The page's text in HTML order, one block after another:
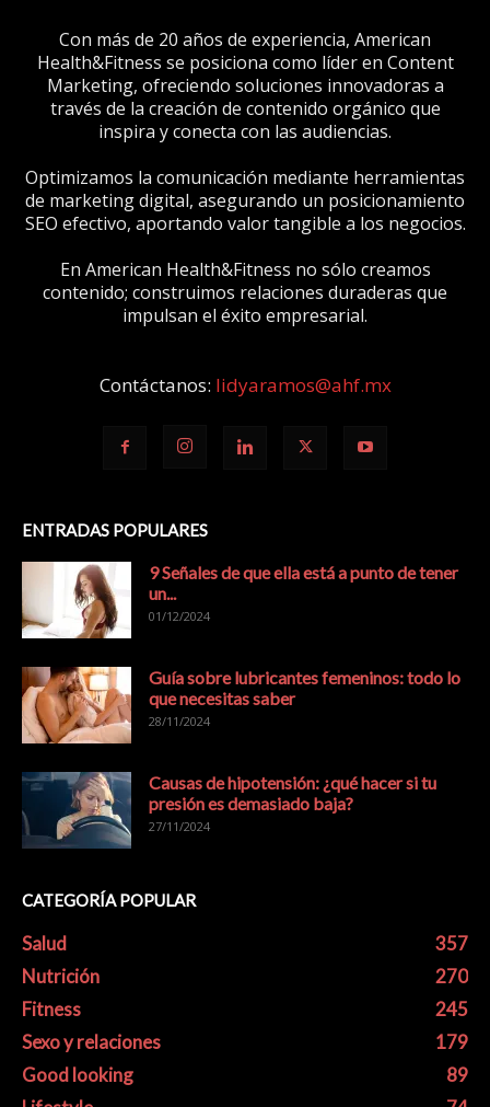
Con más de 20 años de experiencia, American
Health&Fitness se posiciona como líder en Content
Marketing, ofreciendo soluciones innovadoras a
través de la creación de contenido orgánico que
inspira y conecta con las audiencias.
Optimizamos la comunicación mediante herramientas
de marketing digital, asegurando un posicionamiento
SEO efectivo, aportando valor tangible a los negocios.
En American Health&Fitness no sólo creamos
contenido; construimos relaciones duraderas que
impulsan el éxito empresarial.
Contáctanos: lidyaramos@ahf.mx
ENTRADAS POPULARES
9 Señales de que ella está a punto de tener
un...
01/12/2024
Guía sobre lubricantes femeninos: todo lo
que necesitas saber
28/11/2024
Causas de hipotensión: ¿qué hacer si tu
presión es demasiado baja?
27/11/2024
CATEGORÍA POPULAR
Salud
357
Nutrición
270
Fitness
245
Sexo y relaciones
179
Good looking
89